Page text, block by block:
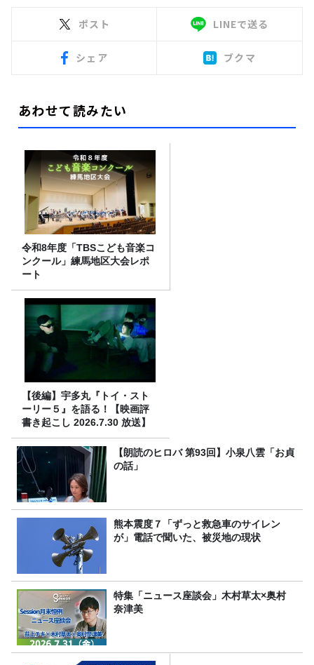
ポスト LINEで送る
シェア ブクマ
あわせて読みたい
令和8年度「TBSこども音楽コ
ンクール」練馬地区大会レポ
ート
【後編】宇多丸『トイ・スト
ーリー５』を語る！【映画評
書き起こし 2026.7.30 放送】
【朗読のヒロバ 第93回】小泉八雲「お貞
の話」
熊本震度７「ずっと救急車のサイレン
が」電話で聞いた、被災地の現状
特集「ニュース座談会」木村草太×奥村
奈津美